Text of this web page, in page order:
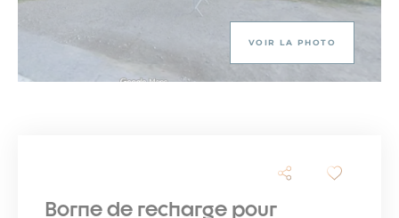
VOIR LA PHOTO
Borne de recharge pour